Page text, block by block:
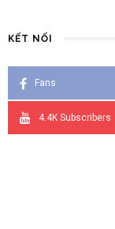
KẾT NỐI
Fans
4.4K Subscribers